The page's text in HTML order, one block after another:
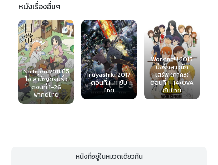
หนังเรื่องอื่นๆ
Inuyashiki 2017
ตอนที่ 1-11 ซับ
ไทย
Working!!! 2015
ปิ๊งรักสาวนัก
เสิร์ฟ (ภาค3)
ตอนที่ 1-14+OVA
ซับไทย
Netoge no
Yome wa
Onnanoko ja
Nai to Omotta
2016 ตอนที่ 1-12
ซับไทย
หนังที่อยู่ในหมวดเดียวกัน